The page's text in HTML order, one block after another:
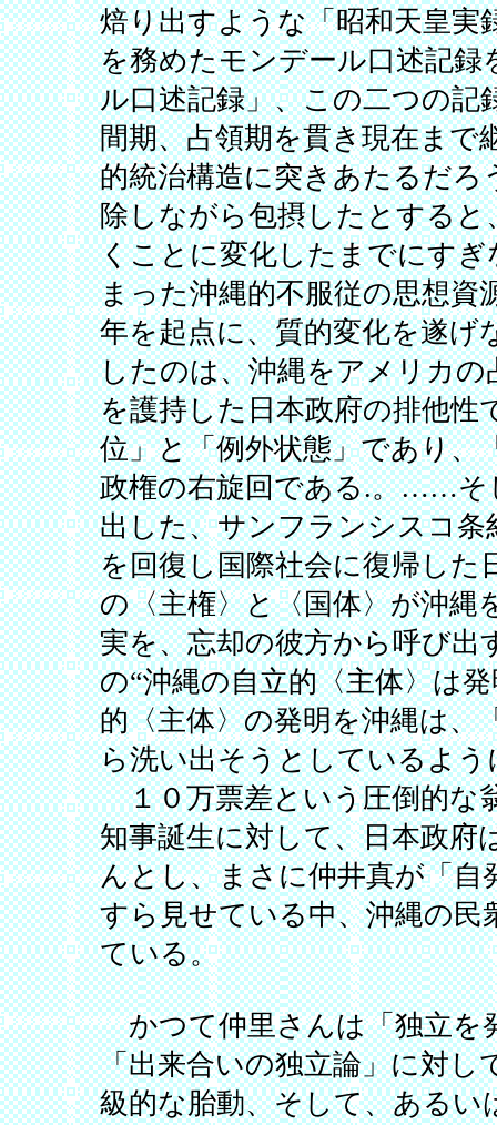
焙り出すような「昭和天皇実
を務めたモンデール口述記録
ル口述記録」、この二つの記
間期、占領期を貫き現在まで
的統治構造に突きあたるだ
除しながら包摂したとすると
くことに変化したまでにすぎ
まった沖縄的不服従の思想
年を起点に、質的変化を遂げ
したのは、沖縄をアメリカ
を護持した日本政府の排他性
位」と「例外状態」であり、
政権の右旋回である.。……そ
出した、サンフランシスコ条
を回復し国際社会に復帰した
の〈主権〉と〈国体〉が沖縄
実を、忘却の彼方から呼び出
の“沖縄の自立的〈主体〉は
的〈主体〉の発明を沖縄は、
ら洗い出そうとしているよ
１０万票差という圧倒的な
知事誕生に対して、日本政府
んとし、まさに仲井真が「自
すら見せている中、沖縄の
ている。
かつて仲里さんは「独立を
「出来合いの独立論」に対し
級的な胎動、そして、ある